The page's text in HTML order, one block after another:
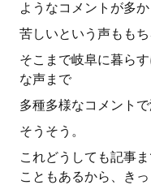
ようなコメントが多か
苦しいという声ももち
そこまで岐阜に暮ら
な声まで
多種多様なコメントで
そうそう。
これどうしても記事
こともあるから、きっ